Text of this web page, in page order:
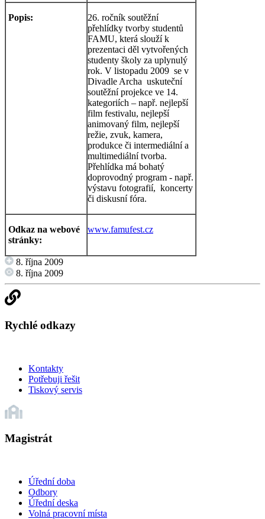
Popis:
26. ročník soutěžní
přehlídky tvorby studentů
FAMU, která slouží k
prezentaci děl vytvořených
studenty školy za uplynulý
rok. V listopadu 2009 se v
Divadle Archa uskuteční
soutěžní projekce ve 14.
kategoriích – např. nejlepší
film festivalu, nejlepší
animovaný film, nejlepší
režie, zvuk, kamera,
produkce či intermediální a
multimediální tvorba.
Přehlídka má bohatý
doprovodný program - např.
výstavu fotografií, koncerty
či diskusní fóra.
Odkaz na webové
stránky:
www.famufest.cz
8. října 2009
8. října 2009
Rychlé odkazy
Kontakty
Potřebuji řešit
Tiskový servis
Magistrát
Úřední doba
Odbory
Úřední deska
Volná pracovní místa